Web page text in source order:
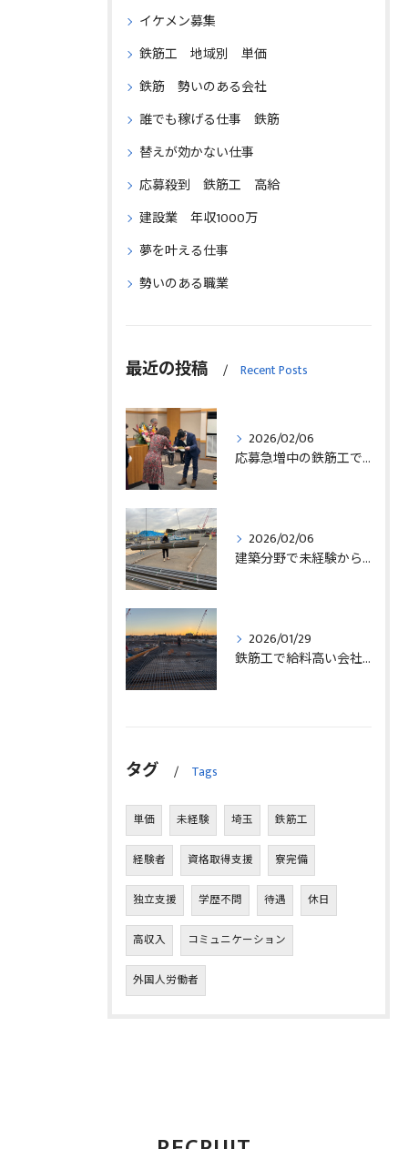
イケメン募集
鉄筋工 地域別 単価
鉄筋 勢いのある会社
誰でも稼げる仕事 鉄筋
替えが効かない仕事
応募殺到 鉄筋工 高給
建設業 年収1000万
夢を叶える仕事
勢いのある職業
最近の投稿 Recent Posts
2026/02/06
応募急増中の鉄筋工で高給を目指す方法徹底解説埼玉県三郷市版
2026/02/06
建築分野で未経験から始める求人探しと三郷市で正社員就職の秘訣
2026/01/29
鉄筋工で給料高い会社に転職したリアルなインタビュー事例を埼玉県三郷市で解説
タグ Tags
単価 未経験 埼玉 鉄筋工
経験者 資格取得支援 寮完備
独立支援 学歴不問 待遇 休日
高収入 コミュニケーション
外国人労働者